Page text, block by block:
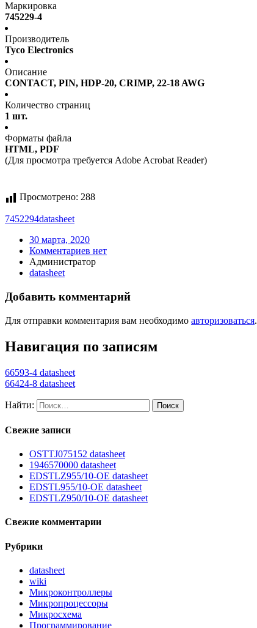
Маркировка
745229-4
Производитель
Tyco Electronics
Описание
CONTACT, PIN, HDP-20, CRIMP, 22-18 AWG
Количество страниц
1 шт.
Форматы файла
HTML, PDF
(Для просмотра требуется Adobe Acrobat Reader)
Просмотрено: 288
7452294datasheet
30 марта, 2020
Комментариев нет
Администратор
datasheet
Добавить комментарий
Для отправки комментария вам необходимо авторизоваться.
Навигация по записям
66593-4 datasheet
66424-8 datasheet
Найти:
Свежие записи
OSTTJ075152 datasheet
1946570000 datasheet
EDSTLZ955/10-OE datasheet
EDSTL955/10-OE datasheet
EDSTLZ950/10-OE datasheet
Свежие комментарии
Рубрики
datasheet
wiki
Микроконтроллеры
Микропроцессоры
Микросхема
Программирование